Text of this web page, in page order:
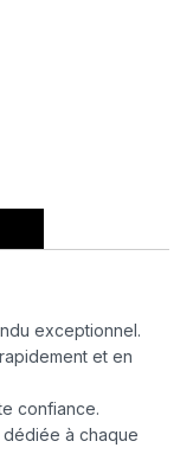
exceptionnel.
et en
confiance.
dédiée à chaque